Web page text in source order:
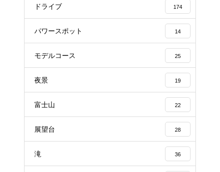
ドライブ 174
パワースポット 14
モデルコース 25
夜景 19
富士山 22
展望台 28
滝 36